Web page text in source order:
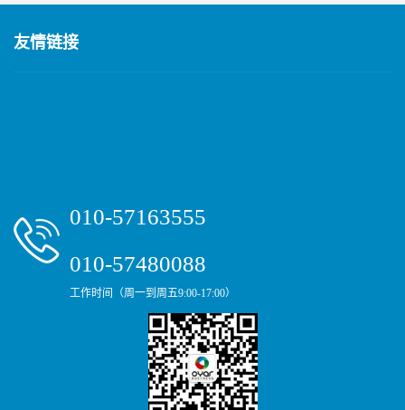
友情链接
010-57163555
010-57480088
工作时间（周一到周五9:00-17:00）